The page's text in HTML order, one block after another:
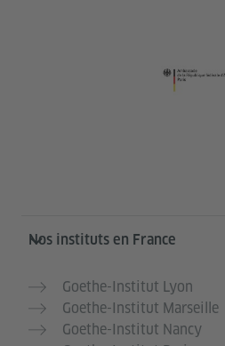
Service- und
Nos instituts en France
Goethe-Institut Lyon
Goethe-Institut Marseille
Goethe-Institut Nancy